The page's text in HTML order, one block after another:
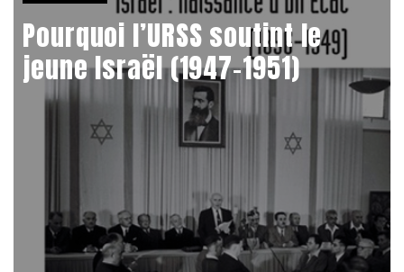
Pourquoi l’URSS soutint le
jeune Israël (1947-1951)